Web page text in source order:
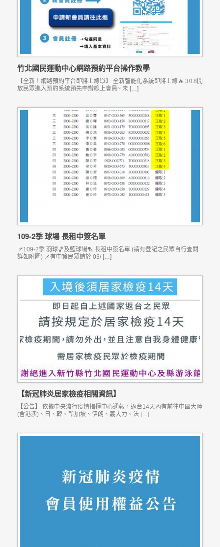
竹北國民運動中心網路預約平台操作教學
【全新！網路預約平台即將上線💥】 全新智能化系統即將上線🔥 3/18開
放民眾進入預約系統預先申辦線上會員~ 未 […]
109-2季 球場 長租中簽名單
📌109-2季 羽球🏀及籃球場🏸 長租中簽名單 (請有登記之民眾自行查閱
詳如附圖) 📌有中簽民眾請於 03/ […]
【新冠肺炎居家檢疫相關資訊】
【公告】 依據中央流行疫情指揮中心通報，返台14天內有前往中國大陸
(含港澳)、日、韓、新加坡、伊朗、義大力、法 […]